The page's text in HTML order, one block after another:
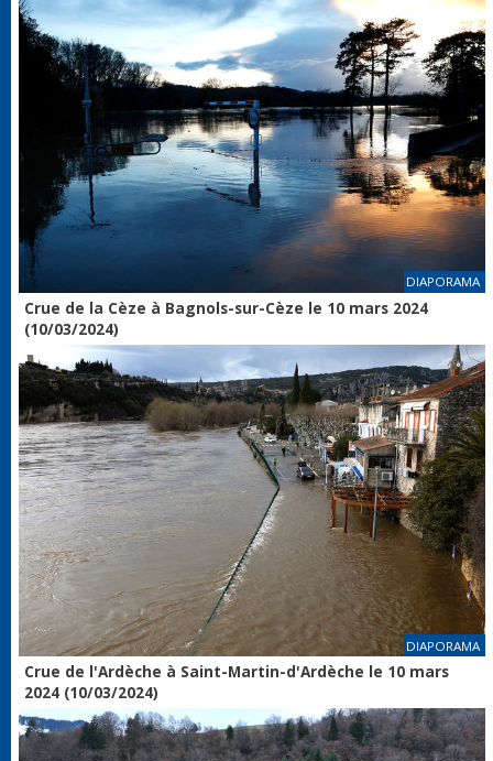
DIAPORAMA
Crue de la Cèze à Bagnols-sur-Cèze le 10 mars 2024
(10/03/2024)
DIAPORAMA
Crue de l'Ardèche à Saint-Martin-d'Ardèche le 10 mars
2024 (10/03/2024)